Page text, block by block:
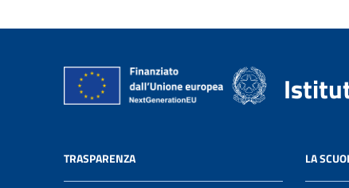
TRASPARENZA LA